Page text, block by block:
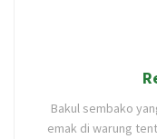
Bakul sembako
emak di warung